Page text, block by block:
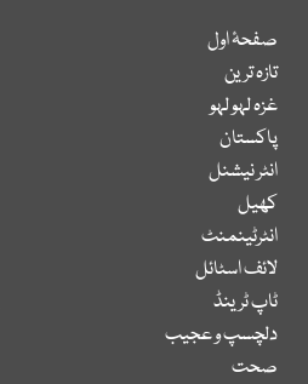
صفحۂ اول
تازہ ترین
غزہ لہو لہو
پاکستان
انٹر نیشنل
کھیل
انٹرٹینمنٹ
لائف اسٹائل
ٹاپ ٹرینڈ
دلچسپ و عجیب
صحت